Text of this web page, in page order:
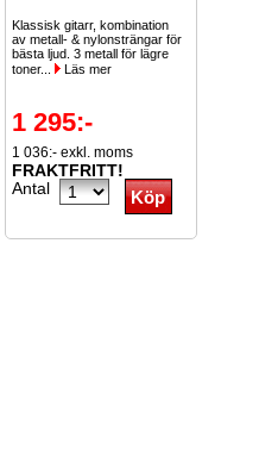
Klassisk gitarr, kombination
av metall- & nylonsträngar för
bästa ljud. 3 metall för lägre
toner...
Läs mer
1 295:-
1 036:- exkl. moms
FRAKTFRITT!
Antal